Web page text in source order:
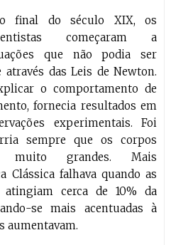
final do século XIX, os
começaram a
que não podia ser
através das Leis de Newton.
o comportamento de
fornecia resultados em
experimentais. Foi
sempre que os corpos
muito grandes. Mais
Clássica falhava quando as
atingiam cerca de 10% da
se mais acentuadas à
aumentavam.